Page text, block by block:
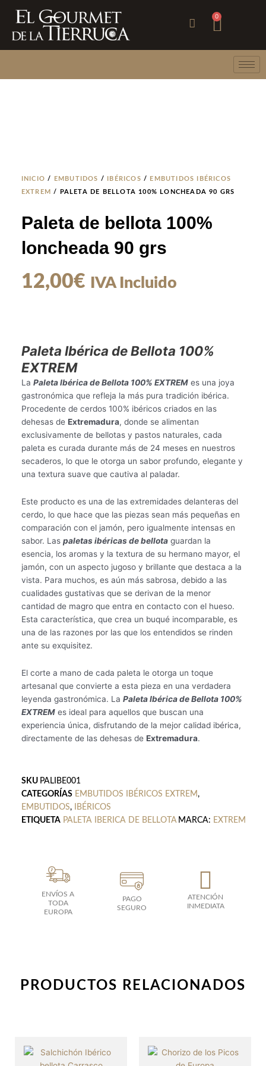
contenido
0
INICIO / EMBUTIDOS / IBÉRICOS /
EMBUTIDOS IBÉRICOS
EXTREM / PALETA DE BELLOTA 100% LONCHEADA 90 GRS
Paleta de bellota 100%
loncheada 90 grs
12,00€ IVA Incluido
Paleta Ibérica de Bellota 100%
EXTREM
La Paleta Ibérica de Bellota 100% EXTREMes una joya
gastronómica que refleja la más pura tradición ibérica.
Procedente de cerdos 100% ibéricos criados en las
dehesas de Extremadura, donde se alimentan
exclusivamente de bellotas y pastos naturales, cada
paleta es curada durante más de 24 meses en nuestros
secaderos, lo que le otorga un sabor profundo, elegante y
una textura suave que cautiva al paladar.
Este producto es una de las extremidades delanteras del
cerdo, lo que hace que las piezas sean más pequeñas en
comparación con el jamón, pero igualmente intensas en
sabor. Las paletas ibéricas de bellotaguardan la
esencia, los aromas y la textura de su hermano mayor, el
jamón, con un aspecto jugoso y brillante que destaca a la
vista. Para muchos, es aún más sabrosa, debido a las
cualidades gustativas que se derivan de la menor
cantidad de magro que entra en contacto con el hueso.
Esta característica, que crea un buqué incomparable, es
una de las razones por las que los entendidos se rinden
ante su exquisitez.
El corte a mano de cada paleta le otorga un toque
artesanal que convierte a esta pieza en una verdadera
leyenda gastronómica. La Paleta Ibérica de Bellota 100%
EXTREMes ideal para aquellos que buscan una
experiencia única, disfrutando de la mejor calidad ibérica,
directamente de las dehesas de Extremadura.
SKU PALIBE001
CATEGORÍAS EMBUTIDOS IBÉRICOS EXTREM,
EMBUTIDOS,
IBÉRICOS
ETIQUETA PALETA IBERICA DE BELLOTA MARCA: EXTREM
ENVÍOS A
TODA
EUROPA
PAGO
SEGURO
ATENCIÓN
INMEDIATA
PRODUCTOS RELACIONADOS